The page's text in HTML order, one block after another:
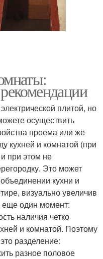
плитой, но
осуществить
проема или же
кухней и комнатой (при
при этом не
Это может
кухни и
визуально увеличив
еще один момент:
наличия четко
и комнатой. Поэтому
разделение:
разное половое